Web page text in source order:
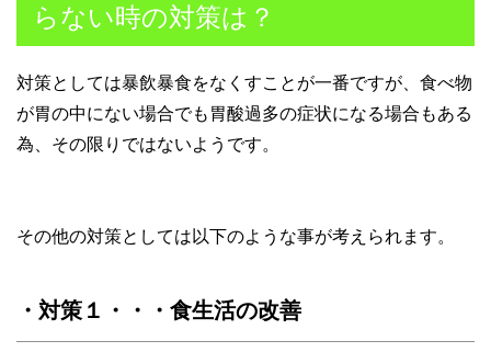
らない時の対策は？
対策としては暴飲暴食をなくすことが一番ですが、食べ物
が胃の中にない場合でも胃酸過多の症状になる場合もある
為、その限りではないようです。
その他の対策としては以下のような事が考えられます。
・対策１・・・食生活の改善